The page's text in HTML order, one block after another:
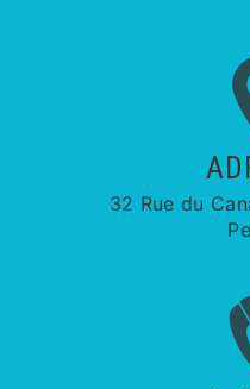
32 Rue du